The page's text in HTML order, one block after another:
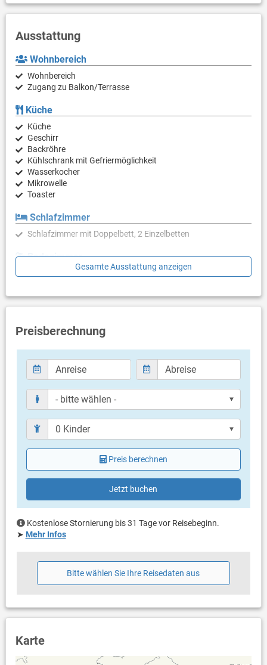
für längere Aufenthalte gerüstet. Auch Vierbeiner sind in diesem
Ausstattung
Wohnbereich
Wohnbereich
Zugang zu Balkon/Terrasse
Küche
Küche
Geschirr
Backröhre
Kühlschrank mit Gefriermöglichkeit
Wasserkocher
Mikrowelle
Toaster
Schlafzimmer
Schlafzimmer mit Doppelbett, 2 Einzelbetten
Badezimmer
Weitere Informationen
Grill vorhanden
Privater Parkplatz auf dem Grundstück
Haustier erlaubt (gegen Gebühr: 10.00 € pro Tag / pro
Haustier)
Heizung
Klimaanlage im Preis inklusive
Bettwäsche vorhanden
Fön
Waschmaschine in der Unterkunft
Internet per WLAN
Gesamte Ausstattung anzeigen
Preisberechnung
Preis berechnen
Jetzt buchen
Kostenlose Stornierung bis 31 Tage vor Reisebeginn.
➤ Mehr Infos
Bitte wählen Sie Ihre Reisedaten aus
Karte